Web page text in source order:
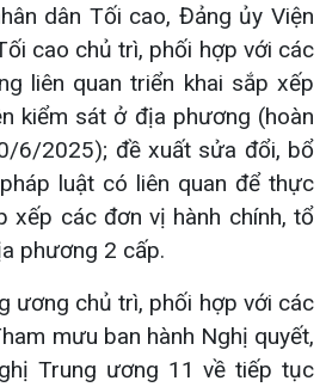
dân Tối cao, Đảng ủy Viện
cao chủ trì, phối hợp với các
liên quan triển khai sắp xếp
kiểm sát ở địa phương (hoàn
6/2025); đề xuất sửa đổi, bổ
luật có liên quan để thực
xếp các đơn vị hành chính, tổ
phương 2 cấp.
ương chủ trì, phối hợp với các
mưu ban hành Nghị quyết,
Trung ương 11 về tiếp tục